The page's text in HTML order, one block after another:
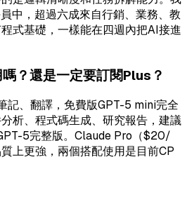
中，超過六成來自行銷、業務、教
式基礎，一樣能在四週內把AI接進
？還是一定要訂閱Plus？
記、翻譯，免費版GPT-5 mini完全
析、程式碼生成、研究報告，建議
5完整版。Claude Pro（$20/
上更強，兩個搭配使用是目前CP